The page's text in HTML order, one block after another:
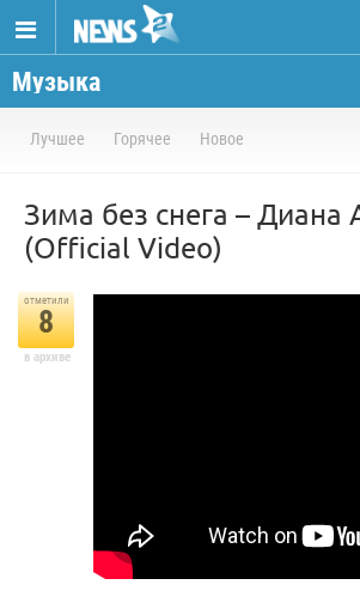
Музыка
Лучшее Горячее Новое
Зима без снега – Диана
(Official Video)
отметили
8
в архиве